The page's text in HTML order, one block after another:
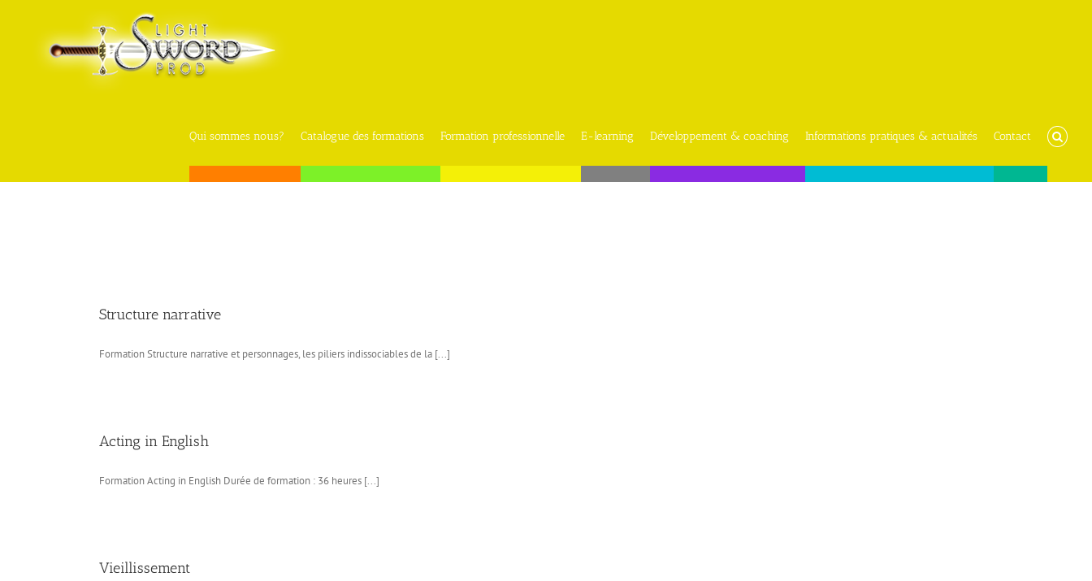
Qui sommes nous? Catalogue des formations Formation professionnelle E-learning Développement & coaching Informations pratiques & actualités Contact
Structure narrative
Formation Structure narrative et personnages, les piliers indissociables de la [...]
Acting in English
Formation Acting in English Durée de formation : 36 heures [...]
Vieillissement